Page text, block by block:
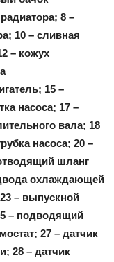
8 –
10 – сливная
– кожух
15 –
насоса; 17 –
вала; 18
насоса; 20 –
шланг
охлаждающей
– выпускной
– подводящий
27 – датчик
28 – датчик